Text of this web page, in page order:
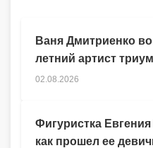
Ваня Дмитриенко
летний артист
02.08.2026
Фигуристка
как прошел ее